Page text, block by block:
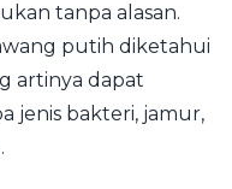
tanpa alasan.
putih diketahui
artinya dapat
jenis bakteri, jamur,